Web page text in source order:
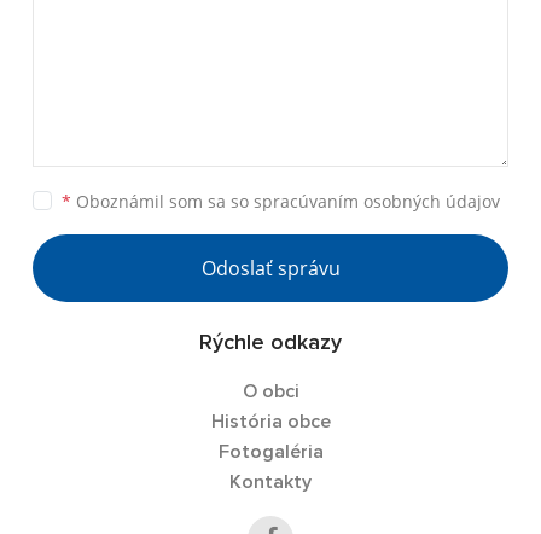
* Oboznámil som sa so spracúvaním osobných údajov
Odoslať správu
Rýchle odkazy
O obci
História obce
Fotogaléria
Kontakty